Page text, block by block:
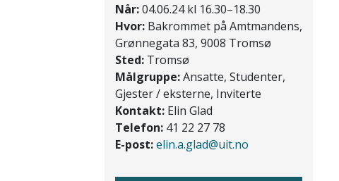
Når:04.06.24 kl 16.30–18.30
Hvor:Bakrommet på Amtmandens,
Grønnegata 83, 9008 Tromsø
Sted:Tromsø
Målgruppe:Ansatte, Studenter,
Gjester / eksterne, Inviterte
Kontakt:Elin Glad
Telefon:41 22 27 78
E-post:elin.a.glad@uit.no